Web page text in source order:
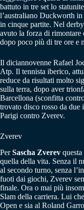
battuto in tre set lo
l’australiano Duckworth
in cinque partite. Nel
avuto la forza di rimontare
dopo poco più di tre ore e
Il diciannovenne Rafael
Atp. Il tennista iberico,
reduce da risultati molto
sulla terra, dopo aver
Barcellona (sconfitta
trovato disco rosso da due
Parigi contro Zverev.
Zverev
PerSascha Zverev
quella della vita. Senza il
al secondo turno, senza
fuoti dai giochi, Zverev
finale. Ora o mai più
Slam della carriera. Lui
Open e sia al Roland